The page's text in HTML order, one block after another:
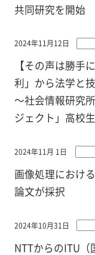
共同研究を開始
2024年11月12日
【その声は勝手
利」から法学と
～社会情報研究
ジェクト」高校
2024年11月 1日
画像処理におけ
論文が採択
2024年10月31日
NTTからのITU（